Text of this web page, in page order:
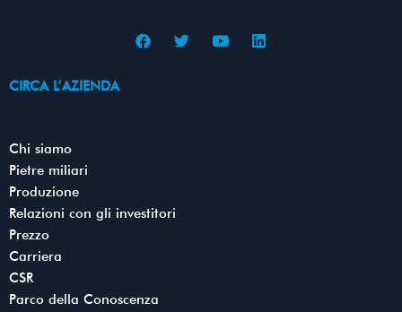
F
a
T
w
Y
o
L
i
CIRCA L’AZIENDA
Chi siamo
Pietre miliari
Produzione
Relazioni con gli investitori
Prezzo
Carriera
CSR
Parco della Conoscenza